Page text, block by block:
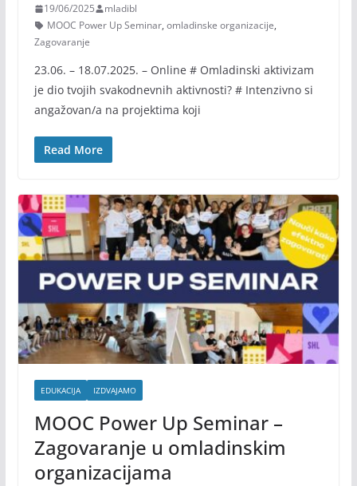
19/06/2025
mladibl
MOOC Power Up Seminar, omladinske organizacije,
Zagovaranje
23.06. – 18.07.2025. – Online # Omladinski aktivizam
je dio tvojih svakodnevnih aktivnosti? # Intenzivno si
angažovan/a na projektima koji
Read More
EDUKACIJA IZDVAJAMO
MOOC Power Up Seminar –
Zagovaranje u omladinskim
organizacijama